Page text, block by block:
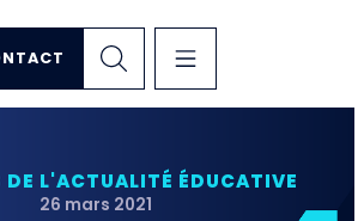
DE L'ACTUALITÉ ÉDUCATIVE
26 mars 2021